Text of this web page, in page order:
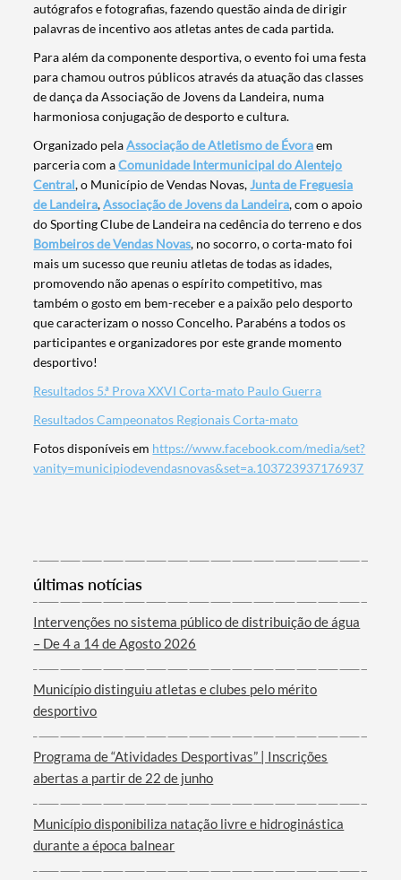
Termo de Pesquisa
Categorias gerais
Filtros
autógrafos e fotografias, fazendo questão ainda de dirigir
palavras de incentivo aos atletas antes de cada partida.
Para além da componente desportiva, o evento foi uma festa
para chamou outros públicos através da atuação das classes
de dança da Associação de Jovens da Landeira, numa
harmoniosa conjugação de desporto e cultura.
Organizado pelaAssociação de Atletismo de Évoraem
parceria com aComunidade Intermunicipal do Alentejo
Central, o Município de Vendas Novas,Junta de Freguesia
de Landeira,Associação de Jovens da Landeira, com o apoio
do Sporting Clube de Landeira na cedência do terreno e dos
Bombeiros de Vendas Novas, no socorro, o corta-mato foi
mais um sucesso que reuniu atletas de todas as idades,
promovendo não apenas o espírito competitivo, mas
também o gosto em bem-receber e a paixão pelo desporto
que caracterizam o nosso Concelho. Parabéns a todos os
participantes e organizadores por este grande momento
desportivo!
Resultados 5.ª Prova XXVI Corta-mato Paulo Guerra
Resultados Campeonatos Regionais Corta-mato
Fotos disponíveis em https://www.facebook.com/media/set?
vanity=municipiodevendasnovas&set=a.103723937176937
últimas notícias
Intervenções no sistema público de distribuição de água
– De 4 a 14 de Agosto 2026
Município distinguiu atletas e clubes pelo mérito
desportivo
Programa de “Atividades Desportivas” | Inscrições
abertas a partir de 22 de junho
Município disponibiliza natação livre e hidroginástica
durante a época balnear